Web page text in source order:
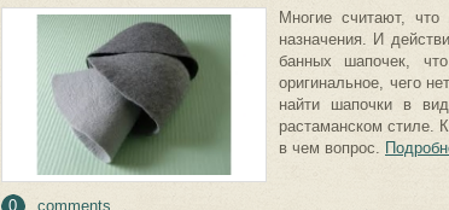
Многие считают, что
назначения. И
банных шапочек,
оригинальное, чего
найти шапочки в
растаманском стиле.
в чем вопрос.
0 comments